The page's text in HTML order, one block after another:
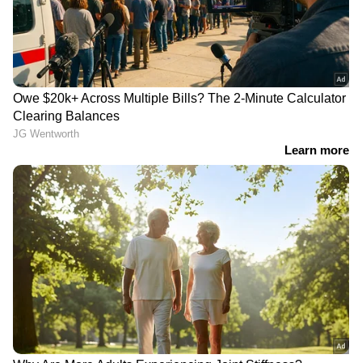
ഗൗതം ഗംഭീറിന്റെ പ്രതിരോധം
RECOMMENDED STORIES
സന്നാഹ മത്സരത്തിൽ
ജയപ്രതീക്ഷയിൽ ഇന്ത്യ;
ശ്രീലങ്ക ഇലവനെതിരെ
ജയിക്കാൻ വേണ്ടത് 45
ഓവറിൽ 207 റൺസ്
ശ്രീലങ്കയ്ക്കെതിരായ ടെസ്റ്റ്
പരമ്പരയ്ക്ക് മുൻപ്
ഇന്ത്യയ്ക്ക്
ആശ്വാസവാര്‍ത്ത;
നായകൻ ശുഭ്മാൻ ഗിൽ
നെറ്റ്സിൽ തിരിച്ചെത്തി